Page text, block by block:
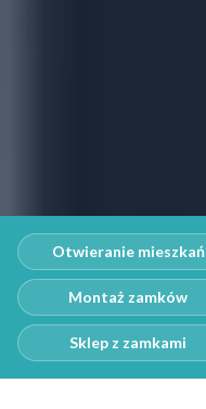
Otwieranie mieszkań
Montaż zamków
Sklep z zamkami